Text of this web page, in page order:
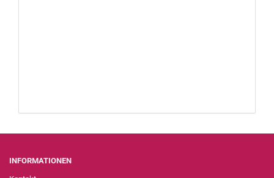
INFORMATIONEN